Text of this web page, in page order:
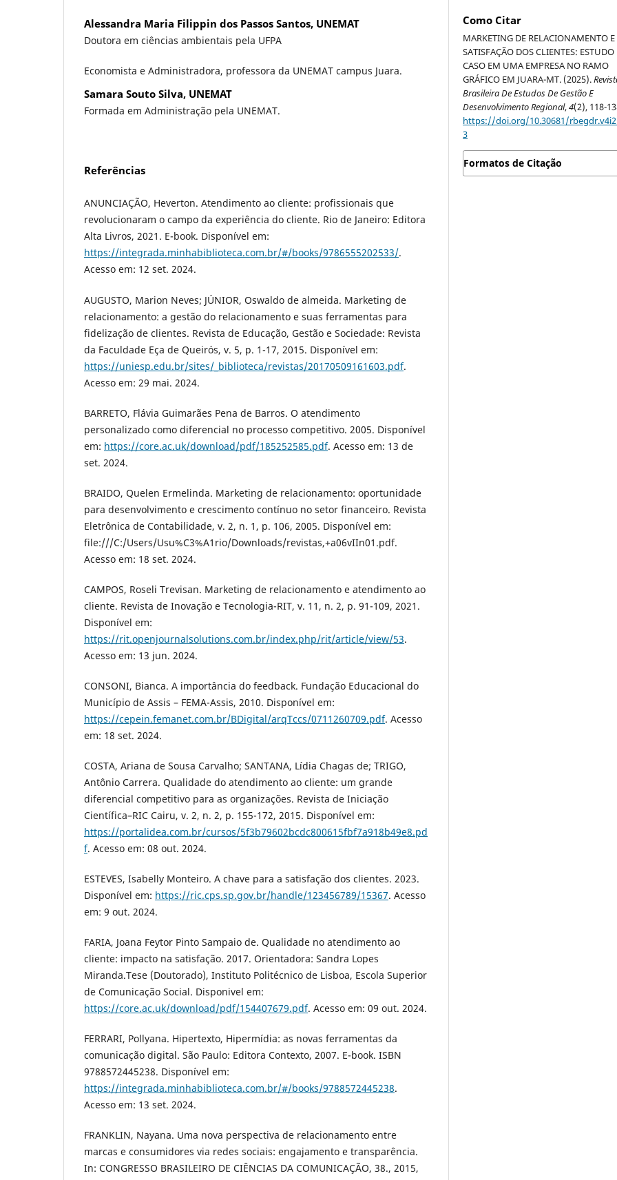
Alessandra Maria Filippin dos Passos Santos, UNEMAT
Doutora em ciências ambientais pela UFPA
Economista e Administradora, professora da UNEMAT campus Juara.
Samara Souto Silva, UNEMAT
Formada em Administração pela UNEMAT.
Referências
ANUNCIAÇÃO, Heverton. Atendimento ao cliente: profissionais que
revolucionaram o campo da experiência do cliente. Rio de Janeiro: Editora
Alta Livros, 2021. E-book. Disponível em:
https://integrada.minhabiblioteca.com.br/#/books/9786555202533/.
Acesso em: 12 set. 2024.
AUGUSTO, Marion Neves; JÚNIOR, Oswaldo de almeida. Marketing de
relacionamento: a gestão do relacionamento e suas ferramentas para
fidelização de clientes. Revista de Educação, Gestão e Sociedade: Revista
da Faculdade Eça de Queirós, v. 5, p. 1-17, 2015. Disponível em:
https://uniesp.edu.br/sites/_biblioteca/revistas/20170509161603.pdf.
Acesso em: 29 mai. 2024.
BARRETO, Flávia Guimarães Pena de Barros. O atendimento
personalizado como diferencial no processo competitivo. 2005. Disponível
em: https://core.ac.uk/download/pdf/185252585.pdf. Acesso em: 13 de
set. 2024.
BRAIDO, Quelen Ermelinda. Marketing de relacionamento: oportunidade
para desenvolvimento e crescimento contínuo no setor financeiro. Revista
Eletrônica de Contabilidade, v. 2, n. 1, p. 106, 2005. Disponível em:
file:///C:/Users/Usu%C3%A1rio/Downloads/revistas,+a06vIIn01.pdf.
Acesso em: 18 set. 2024.
CAMPOS, Roseli Trevisan. Marketing de relacionamento e atendimento ao
cliente. Revista de Inovação e Tecnologia-RIT, v. 11, n. 2, p. 91-109, 2021.
Disponível em:
https://rit.openjournalsolutions.com.br/index.php/rit/article/view/53.
Acesso em: 13 jun. 2024.
CONSONI, Bianca. A importância do feedback. Fundação Educacional do
Município de Assis – FEMA-Assis, 2010. Disponível em:
https://cepein.femanet.com.br/BDigital/arqTccs/0711260709.pdf. Acesso
em: 18 set. 2024.
COSTA, Ariana de Sousa Carvalho; SANTANA, Lídia Chagas de; TRIGO,
Antônio Carrera. Qualidade do atendimento ao cliente: um grande
diferencial competitivo para as organizações. Revista de Iniciação
Científica–RIC Cairu, v. 2, n. 2, p. 155-172, 2015. Disponível em:
https://portalidea.com.br/cursos/5f3b79602bcdc800615fbf7a918b49e8.pd
f. Acesso em: 08 out. 2024.
ESTEVES, Isabelly Monteiro. A chave para a satisfação dos clientes. 2023.
Disponível em: https://ric.cps.sp.gov.br/handle/123456789/15367. Acesso
em: 9 out. 2024.
FARIA, Joana Feytor Pinto Sampaio de. Qualidade no atendimento ao
cliente: impacto na satisfação. 2017. Orientadora: Sandra Lopes
Miranda.Tese (Doutorado), Instituto Politécnico de Lisboa, Escola Superior
de Comunicação Social. Disponivel em:
https://core.ac.uk/download/pdf/154407679.pdf. Acesso em: 09 out. 2024.
FERRARI, Pollyana. Hipertexto, Hipermídia: as novas ferramentas da
comunicação digital. São Paulo: Editora Contexto, 2007. E-book. ISBN
9788572445238. Disponível em:
https://integrada.minhabiblioteca.com.br/#/books/9788572445238.
Acesso em: 13 set. 2024.
FRANKLIN, Nayana. Uma nova perspectiva de relacionamento entre
marcas e consumidores via redes sociais: engajamento e transparência.
In: CONGRESSO BRASILEIRO DE CIÊNCIAS DA COMUNICAÇÃO, 38., 2015,
Como Citar
MARKETING DE RELACIONAMENTO E
SATISFAÇÃO DOS CLIENTES: ESTUDO
CASO EM UMA EMPRESA NO RAMO
GRÁFICO EM JUARA-MT. (2025).
Brasileira De Estudos De Gestão E
Desenvolvimento Regional,4(2), 118-
https://doi.org/10.30681/
3
Formatos de Citação